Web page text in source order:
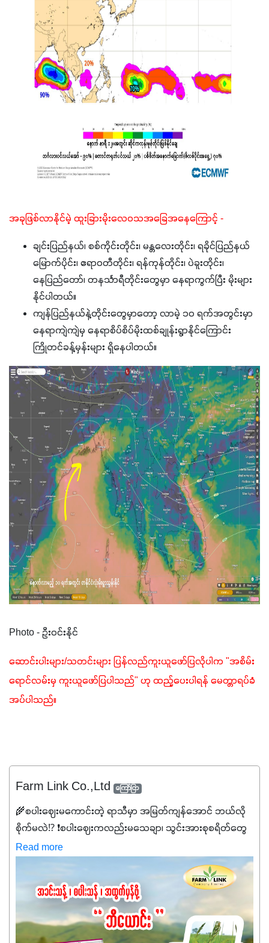
အခုဖြစ်လာနိုင်မဲ့ ထူးခြားမိုးလေဝသအခြေအနေကြောင့် -
ချင်းပြည်နယ်၊ စစ်ကိုင်းတိုင်း၊ မန္တလေးတိုင်း၊ ရခိုင်ပြည်နယ်
မြောက်ပိုင်း၊ ဧရာဝတီတိုင်း၊ ရန်ကုန်တိုင်း၊ ပဲခူးတိုင်း၊
နေပြည်တော်၊ တနင်္သာရီတိုင်းတွေမှာ နေရာကွက်ပြီး မိုးများ
နိုင်ပါတယ်။
ကျန်ပြည်နယ်နဲ့တိုင်းတွေမှာတော့ လာမဲ့ ၁၀ ရက်အတွင်းမှာ
နေရာကျဲကျဲမှ နေရာစိပ်စိပ်မိုးထစ်ချုန်းရွာနိုင်ကြောင်း
ကြိုတင်ခန့်မှန်းများ ရှိနေပါတယ်။
Photo - ဦးဝင်းနိုင်
ဆောင်းပါးများ/သတင်းများ ပြန်လည်ကူးယူဖော်ပြလိုပါက "အစိမ်း
ရောင်လမ်းမှ ကူးယူဖော်ပြပါသည်" ဟု ထည့်ပေးပါရန် မေတ္တာရပ်ခံ
အပ်ပါသည်။
Farm Link Co.,Ltd ကြော်ငြာ
🌾စပါးဈေးမကောင်းတဲ့ ရာသီမှာ အမြတ်ကျန်အောင် ဘယ်လို
စိုက်မလဲ⁉️ ❗စပါးဈေးကလည်းမသေချာ၊ သွင်းအားစုစရိတ်တွေ
ကလည်း တက်နေတဲ့ဒီလိုအချိန်မှာ သွင်းအားစုဖိုးကို လျှော့ချပြီး
အထွက်နှုန်းကို ထိန်းထားနိုင်မှ ဦးကြီးတို့ အဆင်ပြေမှာနော် ✔️ဒါ
ကြောင့် ကိုယ်သုံးသမျှ ကိုယ့်အတွက်အကျိုးရစေမယ့်
အရည်အသွေးစိတ်ချရတဲ့ သွင်းအားစုပစ္စည်းတွေကိုပဲ ရွေးချယ်
သုံးသင့်ပါတယ်။
Read more